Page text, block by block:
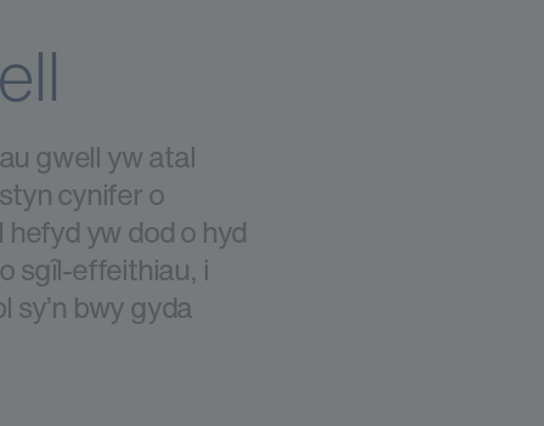
gwell yw atal
cynifer o
yw dod o hyd
sgîl-effeithiau, i
sy’n bwy gyda